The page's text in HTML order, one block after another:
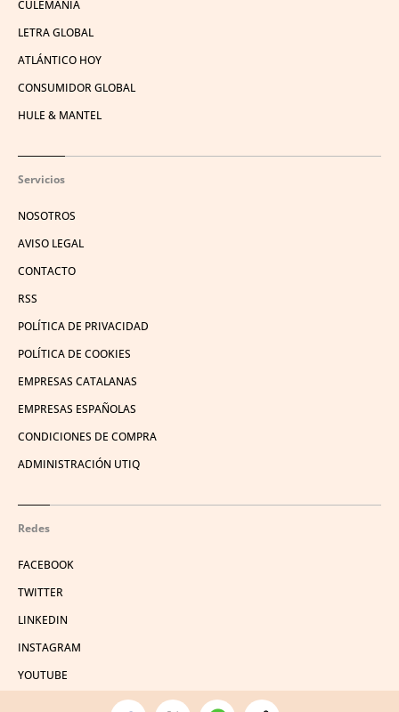
CULEMANÍA
LETRA GLOBAL
ATLÁNTICO HOY
CONSUMIDOR GLOBAL
HULE & MANTEL
Servicios
NOSOTROS
AVISO LEGAL
CONTACTO
RSS
POLÍTICA DE PRIVACIDAD
POLÍTICA DE COOKIES
EMPRESAS CATALANAS
EMPRESAS ESPAÑOLAS
CONDICIONES DE COMPRA
ADMINISTRACIÓN UTIQ
Redes
FACEBOOK
TWITTER
LINKEDIN
INSTAGRAM
YOUTUBE